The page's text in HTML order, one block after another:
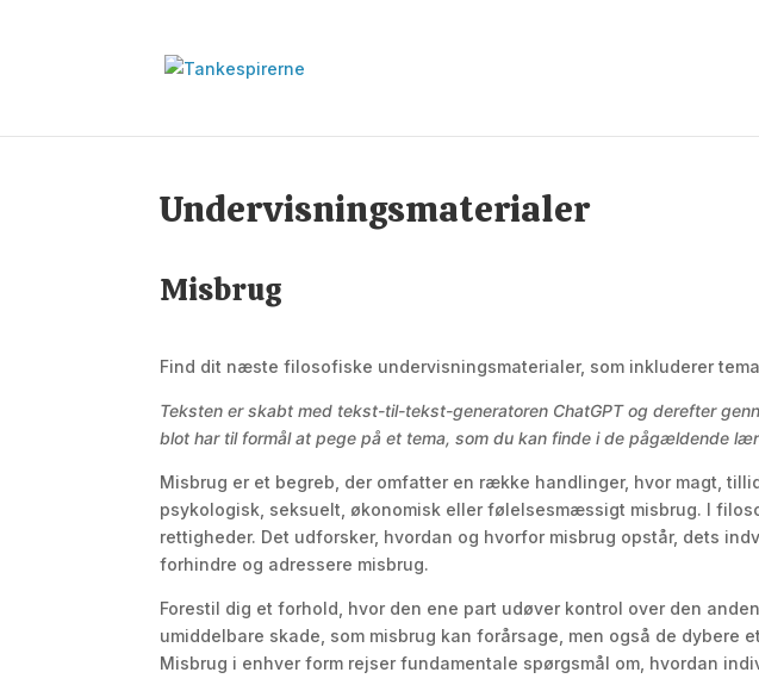
Undervisningsmaterialer
Misbrug
Find dit næste filosofiske undervisningsmaterialer, som inkluderer
Teksten er skabt med tekst-til-tekst-generatoren ChatGPT og derefter
blot har til formål at pege på et tema, som du kan finde i de pågældende
Misbrug er et begreb, der omfatter en række handlinger, hvor magt,
psykologisk, seksuelt, økonomisk eller følelsesmæssigt misbrug. I
rettigheder. Det udforsker, hvordan og hvorfor misbrug opstår, dets
forhindre og adressere misbrug.
Forestil dig et forhold, hvor den ene part udøver kontrol over den
umiddelbare skade, som misbrug kan forårsage, men også de
Misbrug i enhver form rejser fundamentale spørgsmål om, hvordan